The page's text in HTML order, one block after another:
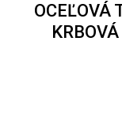
OCEĽOVÁ